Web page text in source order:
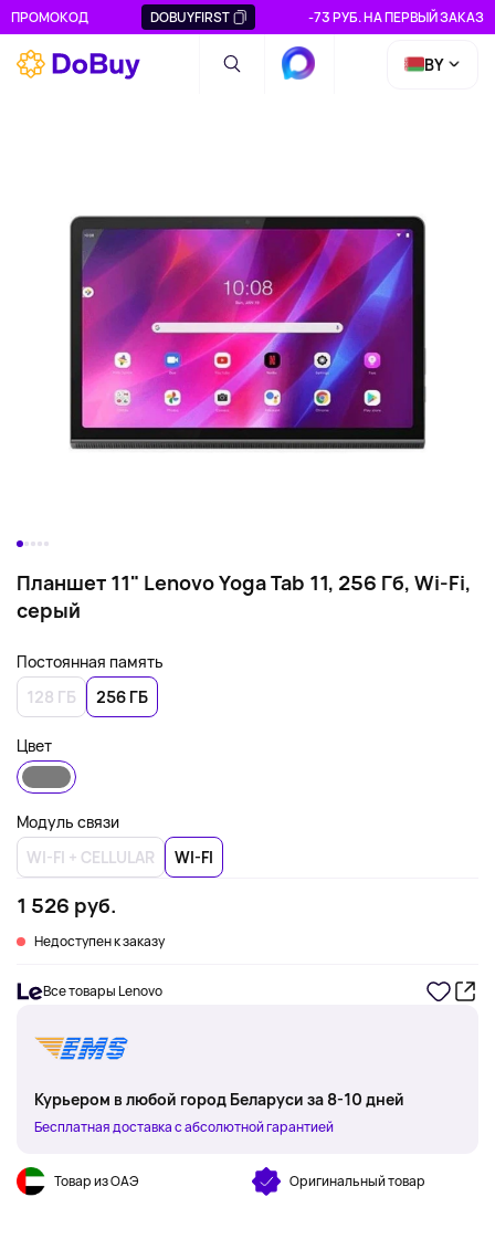
ПРОМОКОД DOBUYFIRST -73 РУБ. НА ПЕРВЫЙ ЗАКАЗ
BY
Планшет 11" Lenovo Yoga Tab 11, 256 Гб, Wi-Fi,
серый
Постоянная память
128 ГБ
256 ГБ
Цвет
Модуль связи
WI-FI + CELLULAR
WI-FI
1 526 руб.
Недоступен к заказу
Все товары Lenovo
Курьером в любой город Беларуси за 8-10 дней
Бесплатная доставка с абсолютной гарантией
Товар из ОАЭ Оригинальный товар